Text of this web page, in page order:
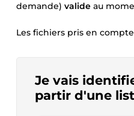
demande) valide au
Les fichiers pris en
Je vais
partir d'une